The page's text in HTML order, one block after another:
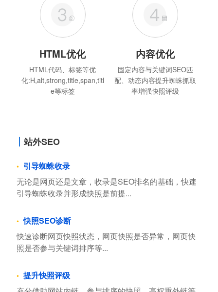
HTML优化
HTML代码、标签等优
化:H,alt,strong,title,span,titl
e等标签
内容优化
固定内容与关键词SEO匹
配、动态内容提升蜘蛛抓取
率增强快照评级
站外SEO
引导蜘蛛收录
无论是网页还是文章，收录是SEO排名的基础，快速
引导蜘蛛收录并形成快照是前提...
快照SEO诊断
快速诊断网页快照状态，网页快照是否异常，网页快
照是否参与关键词排序等...
提升快照评级